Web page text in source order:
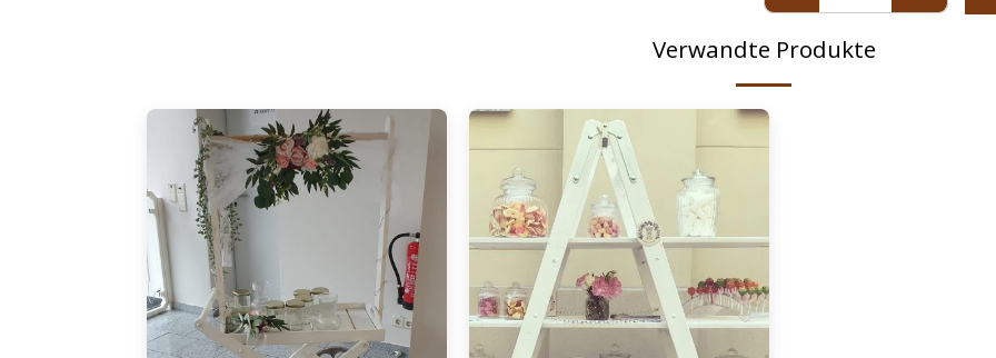
Verwandte Produkte